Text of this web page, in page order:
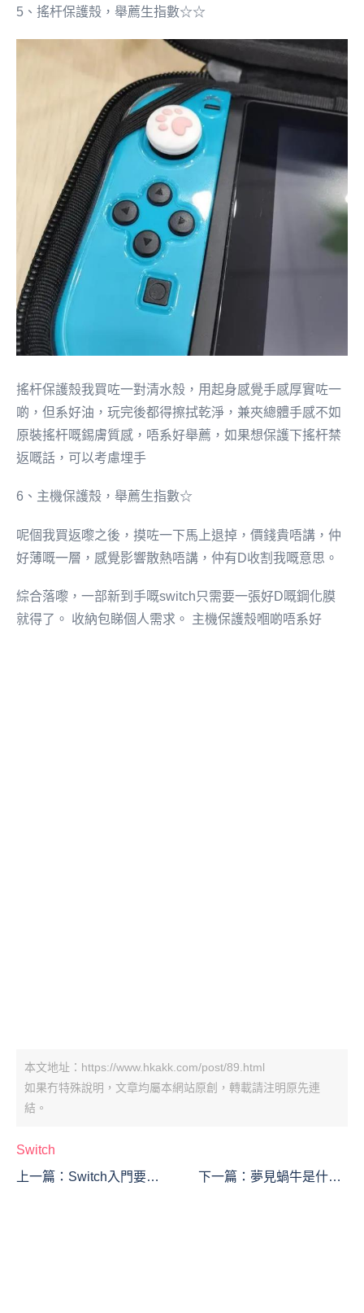
5、搖杆保護殼，舉薦生指數☆☆
搖杆保護殼我買咗一對清水殼，用起身感覺手感厚實咗一
啲，但系好油，玩完後都得擦拭乾淨，兼夾總體手感不如
原裝搖杆嘅錫膚質感，唔系好舉薦，如果想保護下搖杆禁
返嘅話，可以考慮埋手
6、主機保護殼，舉薦生指數☆
呢個我買返嚟之後，摸咗一下馬上退掉，價錢貴唔講，仲
好薄嘅一層，感覺影響散熱唔講，仲有D收割我嘅意思。
綜合落嚟，一部新到手嘅switch只需要一張好D嘅鋼化膜
就得了。 收納包睇個人需求。 主機保護殼嗰啲唔系好
本文地址：https://www.hkakk.com/post/89.html
如果冇特殊說明，文章均屬本網站原創，轉載請注明原先連
結。
Switch
上一篇： Switch入門要知
下一篇： 夢見蝸牛是什麼